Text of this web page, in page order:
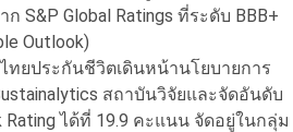
S&P Global Ratings ที่ระดับ BBB+
Outlook)
ทยประกันชีวิตเดินหน้านโยบายการ
สถาบันวิจัยและจัดอันดับ
ได้ที่ 19.9 คะแนน จัดอยู่ในกลุ่ม